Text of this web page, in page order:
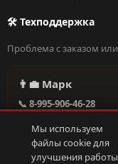
🛠 Техподдержка
Проблема с заказом
👨‍💼 Марк
📞 8-995-906-46-28
🕐 Круглосуточно, без
Мы используем
файлы cookie для
улучшения работы